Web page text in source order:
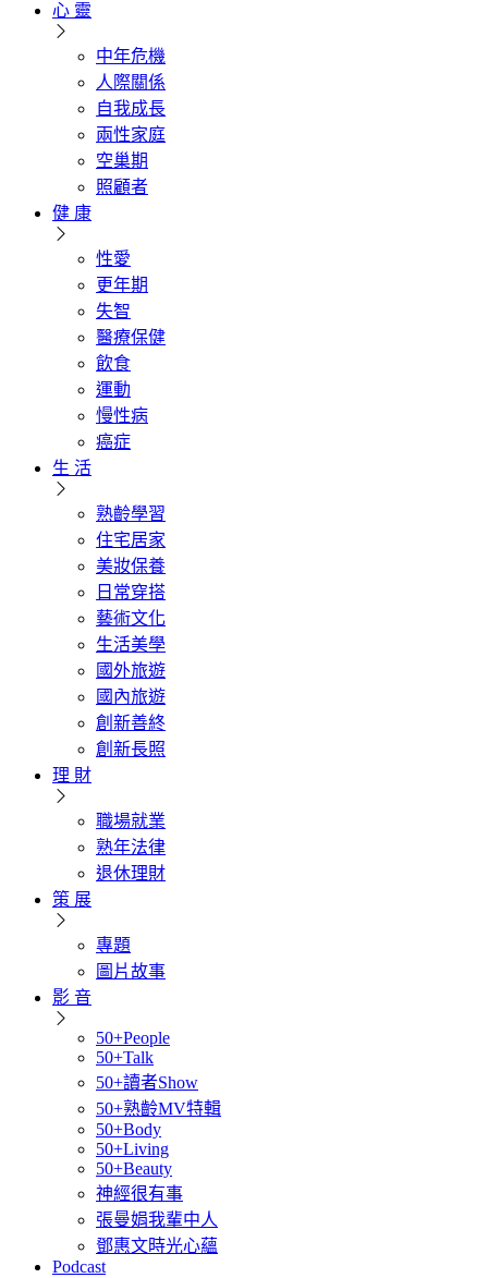
心 靈
中年危機
人際關係
自我成長
兩性家庭
空巢期
照顧者
健 康
性愛
更年期
失智
醫療保健
飲食
運動
慢性病
癌症
生 活
熟齡學習
住宅居家
美妝保養
日常穿搭
藝術文化
生活美學
國外旅遊
國內旅遊
創新善終
創新長照
理 財
職場就業
熟年法律
退休理財
策 展
專題
圖片故事
影 音
50+People
50+Talk
50+讀者Show
50+熟齡MV特輯
50+Body
50+Living
50+Beauty
神經很有事
張曼娟我輩中人
鄧惠文時光心蘊
Podcast